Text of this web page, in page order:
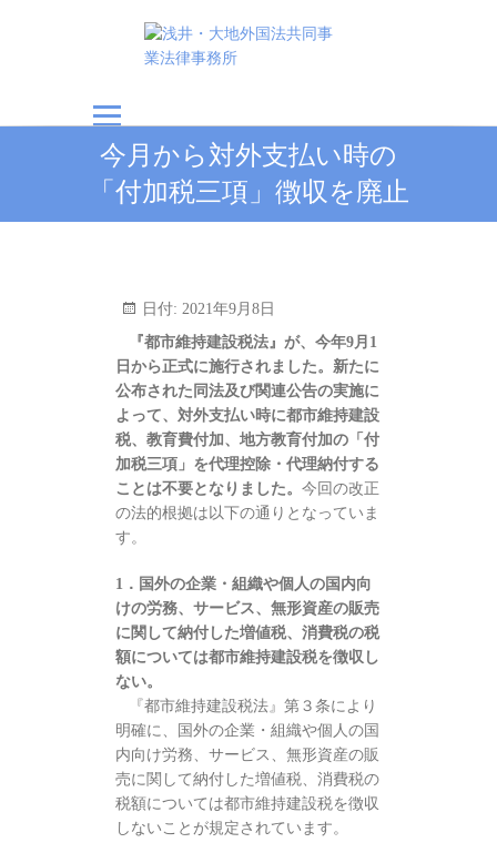
浅井・大地外国法共
同事業法律事務所
今月から対外支払い時の
「付加税三項」徴収を廃止
日付: 2021年9月8日
『都市維持建設税法』が、今年9月1
日から正式に施行されました。新たに
公布された同法及び関連公告の実施に
よって、対外支払い時に都市維持建設
税、教育費付加、地方教育付加の「付
加税三項」を代理控除・代理納付する
ことは不要となりました。 今回の改正
の法的根拠は以下の通りとなっていま
す。
1．国外の企業・組織や個人の国内向
けの労務、サービス、無形資産の販売
に関して納付した増値税、消費税の税
額については都市維持建設税を徴収し
ない。
『都市維持建設税法』第３条により
明確に、国外の企業・組織や個人の国
内向け労務、サービス、無形資産の販
売に関して納付した増値税、消費税の
税額については都市維持建設税を徴収
しないことが規定されています。